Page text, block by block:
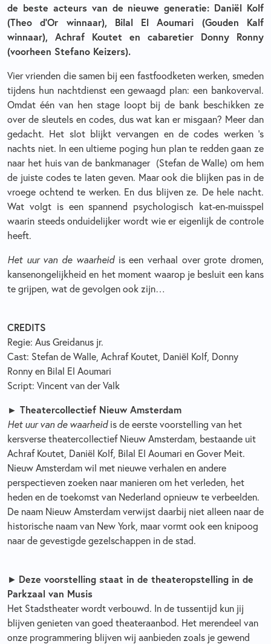
de beste acteurs van de nieuwe generatie: Daniël Kolf
(Theo d’Or winnaar), Bilal El Aoumari (Gouden Kalf
winnaar), Achraf Koutet en cabaretier Donny Ronny
(voorheen Stefano Keizers).
Vier vrienden die samen bij een fastfoodketen werken, smeden
tijdens hun nachtdienst een gewaagd plan: een bankoverval.
Omdat één van hen stage loopt bij de bank beschikken ze
over de sleutels en codes, dus wat kan er misgaan? Meer dan
gedacht. Het slot blijkt vervangen en de codes werken ’s
nachts niet. In een ultieme poging hun plan te redden gaan ze
naar het huis van de bankmanager (Stefan de Walle) om hem
de juiste codes te laten geven. Maar ook die blijken pas in de
vroege ochtend te werken. En dus blijven ze. De hele nacht.
Wat volgt is een spannend psychologisch kat-en-muisspel
waarin steeds onduidelijker wordt wie er eigenlijk de controle
heeft.
Het uur van de waarheidis een verhaal over grote dromen,
kansenongelijkheid en het moment waarop je besluit een kans
te grijpen, wat de gevolgen ook zijn…
CREDITS
Regie: Aus Greidanus jr.
Cast: Stefan de Walle, Achraf Koutet, Daniël Kolf, Donny
Ronny en Bilal El Aoumari
Script: Vincent van der Valk
► Theatercollectief Nieuw Amsterdam
Het uur van de waarheidis de eerste voorstelling van het
kersverse theatercollectief Nieuw Amsterdam, bestaande uit
Achraf Koutet, Daniël Kolf, Bilal El Aoumari en Gover Meit.
Nieuw Amsterdam wil met nieuwe verhalen en andere
perspectieven zoeken naar manieren om het verleden, het
heden en de toekomst van Nederland opnieuw te verbeelden.
De naam Nieuw Amsterdam verwijst daarbij niet alleen naar de
historische naam van New York, maar vormt ook een knipoog
naar de gevestigde gezelschappen in de stad.
► Deze voorstelling staat in de theateropstelling in de
Parkzaal van Musis
Het Stadstheater wordt verbouwd. In de tussentijd kun jij
blijven genieten van goed theateraanbod. Het merendeel van
onze programmering blijven wij aanbieden zoals je gewend